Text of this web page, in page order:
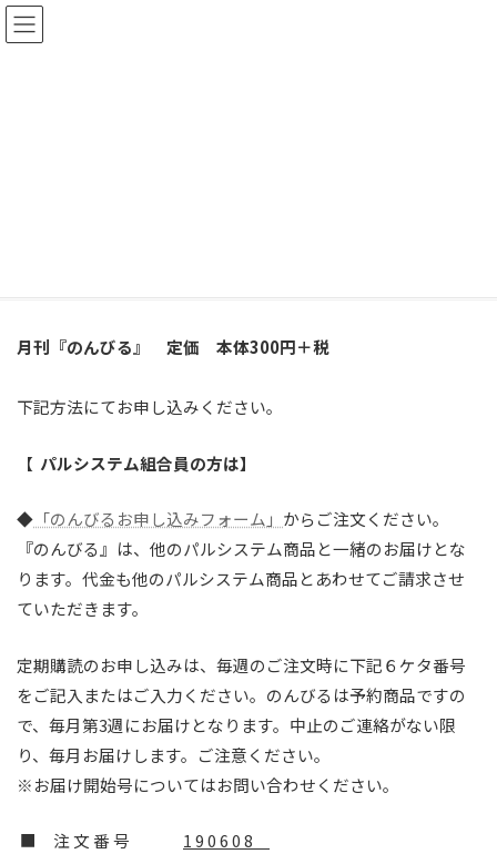
コ
ン
ナ
ビ
月刊『のんびる』 定価 本体300円＋税
下記方法にてお申し込みください。
【 パルシステム組合員の方は】
◆ 「のんびるお申し込みフォーム」 からご注文ください。
『のんびる』は、他のパルシステム商品と一緒のお届けとな
ります。代金も他のパルシステム商品とあわせてご請求させ
ていただきます。
定期購読のお申し込みは、毎週のご注文時に下記６ケタ番号
をご記入またはご入力ください。のんびるは予約商品ですの
で、毎月第3週にお届けとなります。中止のご連絡がない限
り、毎月お届けします。ご注意ください。
※お届け開始号についてはお問い合わせください。
■ 注 文 番 号 1 9 0 6 0 8